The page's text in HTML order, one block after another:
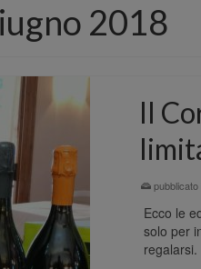
2018
Il
pubblicato
Ecco le
solo per